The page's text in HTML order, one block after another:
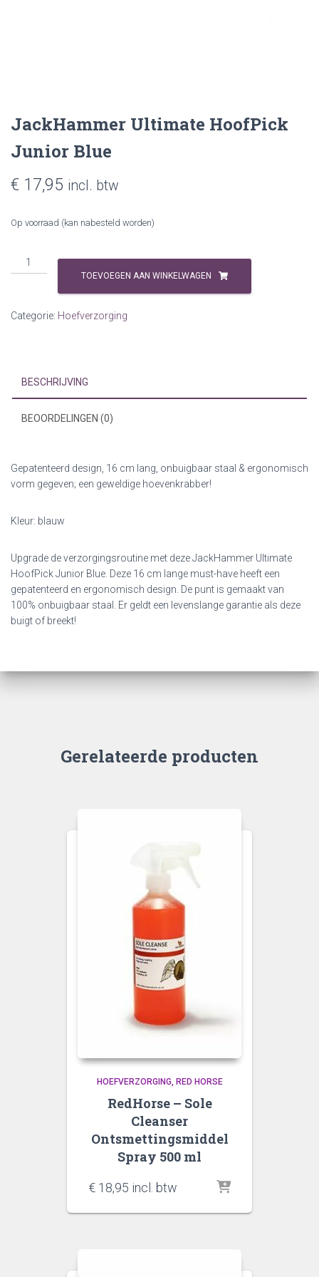
JackHammer Ultimate HoofPick
Junior Blue
€ 17,95 incl. btw
Op voorraad (kan nabesteld worden)
JackHammer
Ultimate
Blue
TOEVOEGEN AAN WINKELWAGEN
Categorie: Hoefverzorging
BESCHRIJVING
BEOORDELINGEN (0)
Gepatenteerd design, 16 cm lang, onbuigbaar staal & ergonomisch
vorm gegeven; een geweldige hoevenkrabber!
Kleur: blauw
Upgrade de verzorgingsroutine met deze JackHammer Ultimate
HoofPick Junior Blue. Deze 16 cm lange must-have heeft een
gepatenteerd en ergonomisch design. De punt is gemaakt van
100% onbuigbaar staal. Er geldt een levenslange garantie als deze
buigt of breekt!
Gerelateerde producten
HOEFVERZORGING RED HORSE
RedHorse – Sole
Cleanser
Ontsmettingsmiddel
Spray 500 ml
€ 18,95 incl. btw